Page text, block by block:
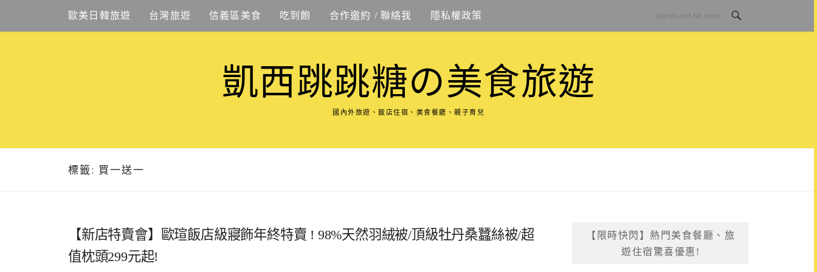
content
歐美日韓旅遊 台灣旅遊 信義區美食 吃到飽 合作邀約 / 聯絡我 隱私權政策
凱西跳跳糖の美食旅遊
國內外旅遊、飯店住宿、美食餐廳、親子育兒
標籤: 買一送一
【新店特賣會】歐瑄飯店級寢飾年終特賣 ! 98%天然羽絨被/頂級牡丹桑蠶絲被/超
值枕頭299元起!
【限時快閃】熱門美食餐廳、旅
遊住宿驚喜優惠!